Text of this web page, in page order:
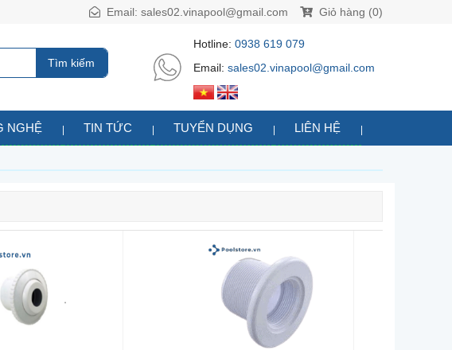
Giỏ hàng (0)
Email: sales02.vinapool@gmail.com
Tìm kiếm
Hotline: 0938 619 079
Email: sales02.vinapool@gmail.com
NGHỆ TIN TỨC TUYỂN DỤNG LIÊN HỆ